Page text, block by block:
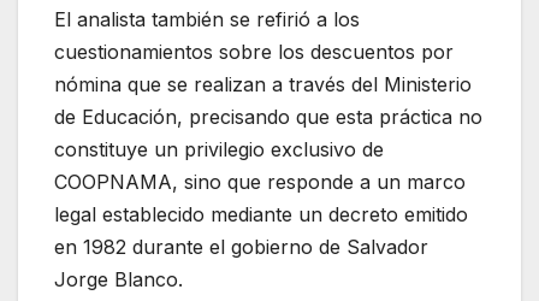
El analista también se refirió a los
cuestionamientos sobre los descuentos por
nómina que se realizan a través del Ministerio
de Educación, precisando que esta práctica no
constituye un privilegio exclusivo de
COOPNAMA, sino que responde a un marco
legal establecido mediante un decreto emitido
en 1982 durante el gobierno de Salvador
Jorge Blanco.